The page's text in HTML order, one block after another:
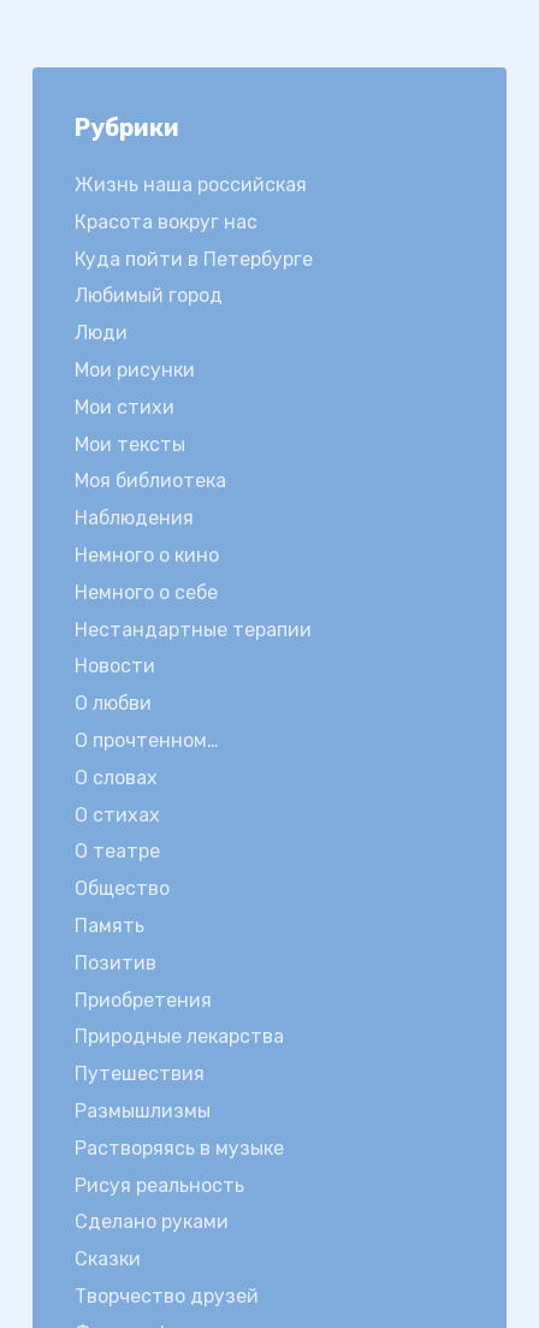
Рубрики
Жизнь наша российская
Красота вокруг нас
Куда пойти в Петербурге
Любимый город
Люди
Мои рисунки
Мои стихи
Мои тексты
Моя библиотека
Наблюдения
Немного о кино
Немного о себе
Нестандартные терапии
Новости
О любви
О прочтенном…
О словах
О стихах
О театре
Общество
Память
Позитив
Приобретения
Природные лекарства
Путешествия
Размышлизмы
Растворяясь в музыке
Рисуя реальность
Сделано руками
Сказки
Творчество друзей